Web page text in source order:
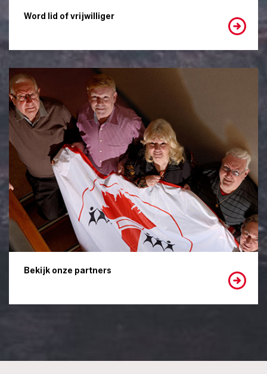
Word lid of vrijwilliger
Bekijk onze partners